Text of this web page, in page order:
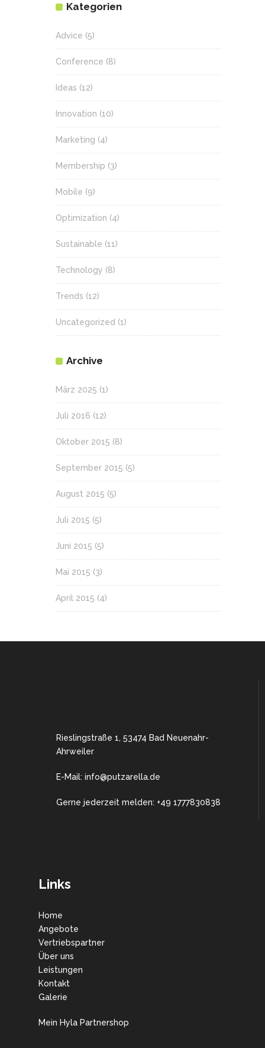
Kategorien
Advice (5)
Conference (8)
Ideas (12)
Innovation (10)
Marketing (4)
Membership (3)
Mobile (9)
Optimization (4)
Sustainable (11)
Technology (8)
Trends (12)
Uncategorized (1)
Archive
März 2025 (1)
Juli 2016 (12)
Oktober 2015 (8)
September 2015 (5)
August 2015 (5)
Juli 2015 (5)
Juni 2015 (5)
Mai 2015 (3)
April 2015 (4)
Rieslingstraße 1, 53474 Bad Neuenahr-
Ahrweiler
E-Mail: info@putzarella.de
Gerne jederzeit melden: +49 1777830838
Links
Home
Angebote
Vertriebspartner
Über uns
Leistungen
Kontakt
Galerie
Mein Hyla Partnershop